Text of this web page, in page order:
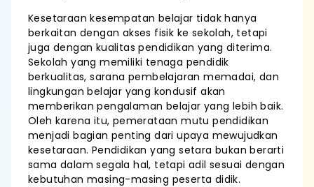
Kesetaraan kesempatan belajar tidak hanya
berkaitan dengan akses fisik ke sekolah, tetapi
juga dengan kualitas pendidikan yang diterima.
Sekolah yang memiliki tenaga pendidik
berkualitas, sarana pembelajaran memadai, dan
lingkungan belajar yang kondusif akan
memberikan pengalaman belajar yang lebih baik.
Oleh karena itu, pemerataan mutu pendidikan
menjadi bagian penting dari upaya mewujudkan
kesetaraan. Pendidikan yang setara bukan berarti
sama dalam segala hal, tetapi adil sesuai dengan
kebutuhan masing-masing peserta didik.